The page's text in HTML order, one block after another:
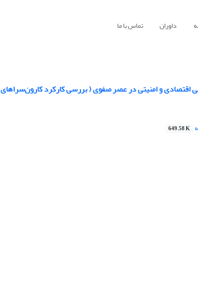
داوران تماس با ما
اقتصادی و امنیتی در عصر صفوی ( بررسی کارکرد
649.58 K